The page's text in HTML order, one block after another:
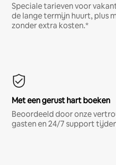
Speciale tarieven voor
de lange termijn huurt, plus
zonder extra kosten.*
Met een gerust hart boeken
Beoordeeld door onze
gasten en 24/7 support